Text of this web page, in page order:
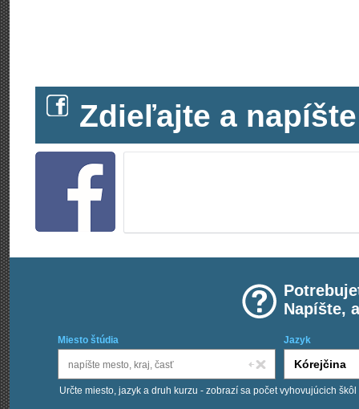
Zdieľajte a
Napíšte,
Miesto štúdia Jazyk
Určte miesto, jazyk a druh kurzu - zobrazí sa počet vyhovujúcich škôl